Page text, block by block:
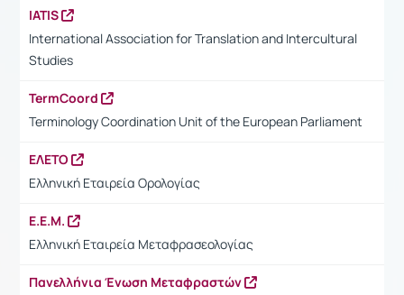
IATIS
International Association for Translation and Intercultural
Studies
TermCoord
Terminology Coordination Unit of the European Parliament
ΕΛΕΤΟ
Ελληνική Εταιρεία Ορολογίας
Ε.Ε.Μ.
Ελληνική Εταιρεία Μεταφρασεολογίας
Πανελλήνια Ένωση Μεταφραστών